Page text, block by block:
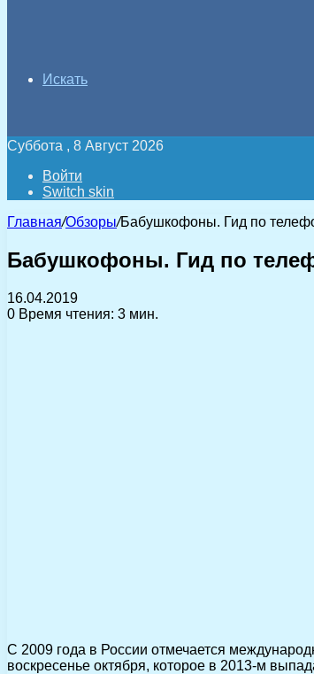
Искать
Суббота , 8 Август 2026
Войти
Switch skin
Главная/Обзоры/Бабушкофоны. Гид по
Бабушкофоны. Гид по
16.04.2019
0 Время чтения: 3 мин.
С 2009 года в России отмечается
воскресенье октября, которое в 2013-м